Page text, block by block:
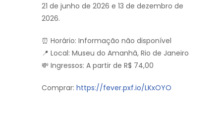
21 de junho de 2026 e 13 de dezembro de
2026.
⏰ Horário: Informação não disponível
📍 Local: Museu do Amanhã, Rio de Janeiro
💸 Ingressos: A partir de R$ 74,00
Comprar: https://fever.pxf.io/LKxOYO